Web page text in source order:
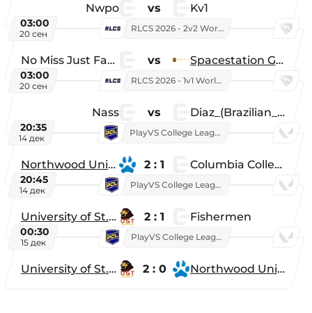
Nwpo vs Kv1
03:00
20 сен
RLCS 2026 - 2v2 World Championship
No Miss Just Fake vs Spacestation Gaming
03:00
20 сен
RLCS 2026 - 1v1 World Championship
Nass vs Diaz_(Brazilian_Player)
20:35
14 дек
PlayVS College League 2025: Fall
Northwood University 2 : 1 Columbia College
20:45
14 дек
PlayVS College League 2025: Fall
University of St. Thomas 2 : 1 Fishermen
00:30
15 дек
PlayVS College League 2025: Fall
University of St. Thomas 2 : 0 Northwood University